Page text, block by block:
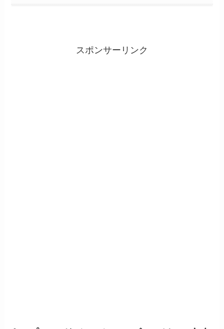
スポンサーリンク